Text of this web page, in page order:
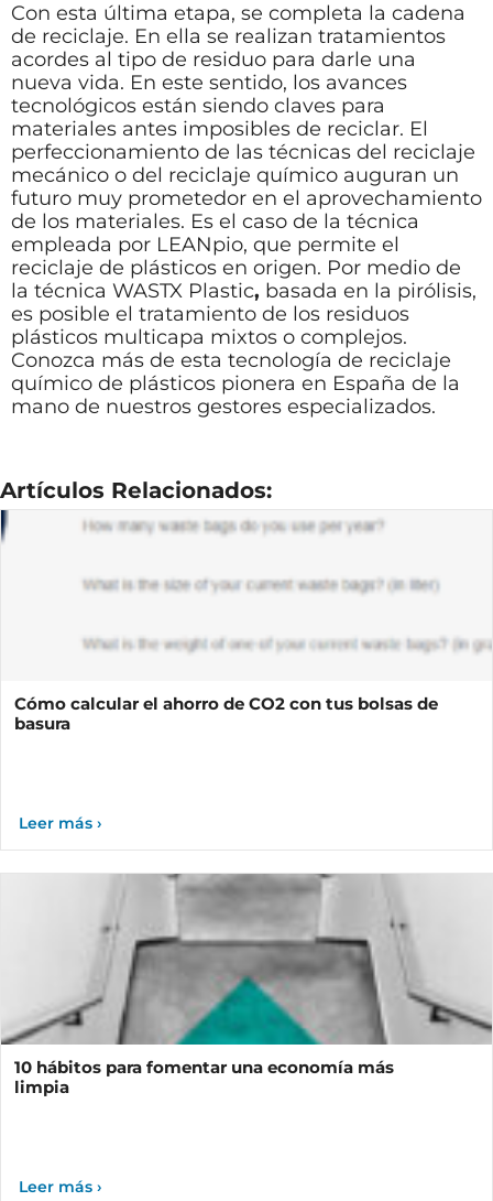
Con esta última etapa, se completa la cadena
de reciclaje. En ella se realizan tratamientos
acordes al tipo de residuo para darle una
nueva vida. En este sentido, los avances
tecnológicos están siendo claves para
materiales antes imposibles de reciclar. El
perfeccionamiento de las técnicas del reciclaje
mecánico o del reciclaje químico auguran un
futuro muy prometedor en el aprovechamiento
de los materiales. Es el caso de la técnica
empleada por LEANpio, que permite el
reciclaje de plásticos en origen. Por medio de
la técnica WASTX Plastic, basada en la pirólisis,
es posible el tratamiento de los residuos
plásticos multicapa mixtos o complejos.
Conozca más de esta tecnología de reciclaje
químico de plásticos pionera en España de la
mano de nuestros gestores especializados.
Artículos Relacionados:
Cómo calcular el ahorro de CO2 con tus bolsas de
basura
10 hábitos para fomentar una economía más
limpia